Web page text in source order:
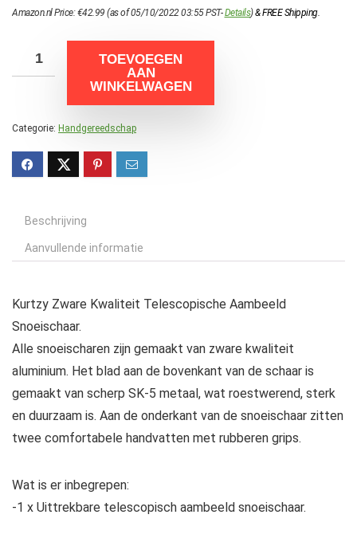
Amazon.nl Price:€42.99 (as of 05/10/2022 03:55 PST-Details)&FREE Shipping.
TOEVOEGEN
AAN
WINKELWAGEN
Categorie: Handgereedschap
Beschrijving
Aanvullende informatie
Kurtzy Zware Kwaliteit Telescopische Aambeeld
Snoeischaar.
Alle snoeischaren zijn gemaakt van zware kwaliteit
aluminium. Het blad aan de bovenkant van de schaar is
gemaakt van scherp SK-5 metaal, wat roestwerend, sterk
en duurzaam is. Aan de onderkant van de snoeischaar zitten
twee comfortabele handvatten met rubberen grips.
Wat is er inbegrepen:
-1 x Uittrekbare telescopisch aambeeld snoeischaar.